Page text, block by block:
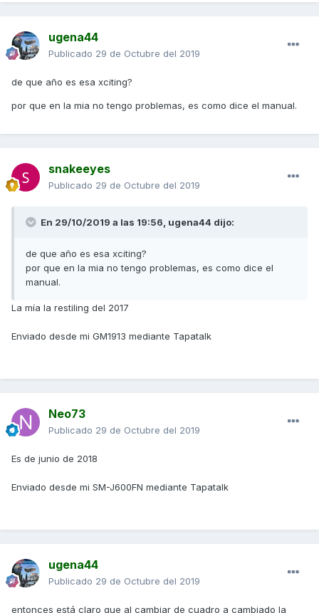
ugena44
Publicado 29 de Octubre del 2019
de que año es esa xciting?
por que en la mia no tengo problemas, es como dice el manual.
snakeeyes
Publicado 29 de Octubre del 2019
En 29/10/2019 a las 19:56, ugena44 dijo:
de que año es esa xciting?
por que en la mia no tengo problemas, es como dice el
manual.
La mía la restiling del 2017
Enviado desde mi GM1913 mediante Tapatalk
Neo73
Publicado 29 de Octubre del 2019
Es de junio de 2018
Enviado desde mi SM-J600FN mediante Tapatalk
ugena44
Publicado 29 de Octubre del 2019
entonces está claro que al cambiar de cuadro a cambiado la